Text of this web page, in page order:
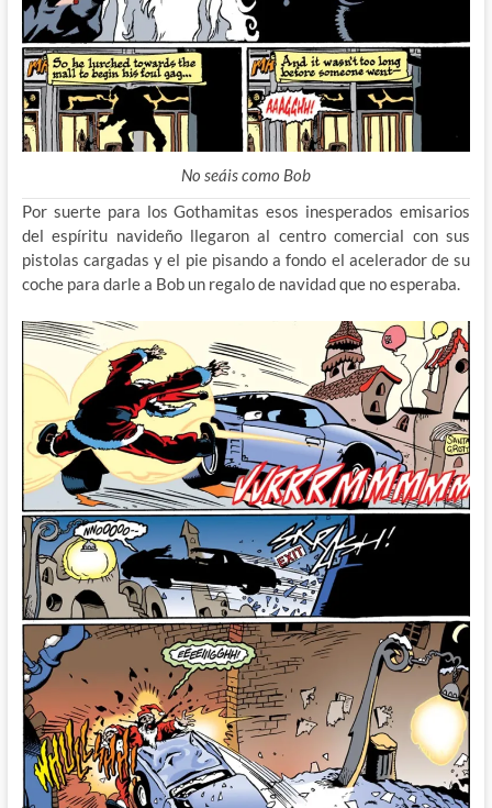
No seáis como Bob
Por suerte para los Gothamitas esos inesperados emisarios
del espíritu navideño llegaron al centro comercial con sus
pistolas cargadas y el pie pisando a fondo el acelerador de su
coche para darle a Bob un regalo de navidad que no esperaba.